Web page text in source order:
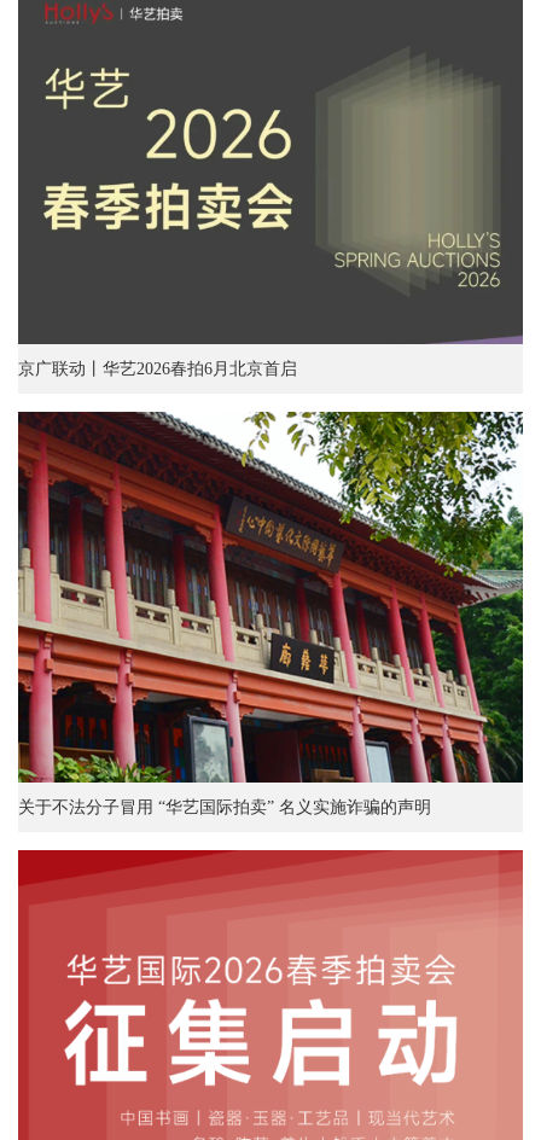
京广联动丨华艺2026春拍6月北京首启
关于不法分子冒用 “华艺国际拍卖” 名义实施诈骗的声明